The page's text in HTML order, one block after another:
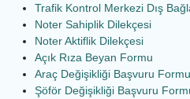
Trafik Kontrol Merkezi Dış
Noter Sahiplik Dilekçesi
Noter Aktiflik Dilekçesi
Açık Rıza Beyan Formu
Araç Değişikliği Başvuru Formu
Şöför Değişikliği Başvuru